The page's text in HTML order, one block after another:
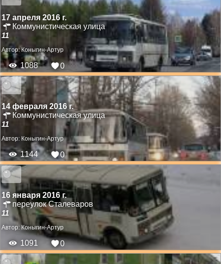
17 апреля 2016 г.
Коммунистическая улица
11
Автор:Коныгин-Артур
1088 0
14 февраля 2016 г.
Коммунистическая улица
11
Автор: Коныгин-Артур
1144 0
16 января 2016 г.
переулок Сталеваров
11
Автор: Коныгин-Артур
1091 0